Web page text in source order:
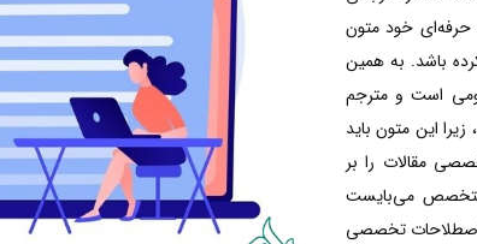
حرفه‌ای خود متون
باشد. به همین
است و مترجم
این متون باید
مقالات را بر
متخصص می‌بایست
اصطلاحات تخصصی